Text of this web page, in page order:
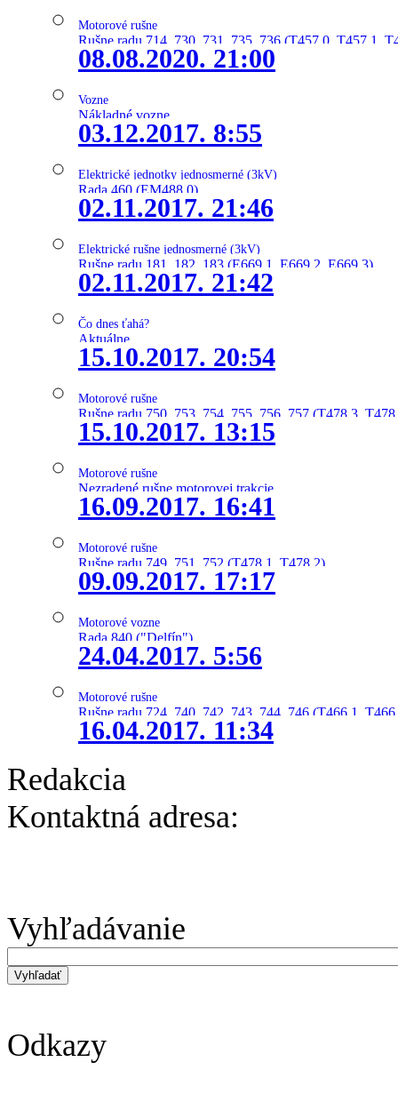
Motorové rušne
Rušne radu 714, 730, 731, 735, 736 (T457.0, T457.1,
08.08.2020. 21:00
Vozne
Nákladné vozne
03.12.2017. 8:55
Elektrické jednotky jednosmerné (3kV)
Rada 460 (EM488.0)
02.11.2017. 21:46
Elektrické rušne jednosmerné (3kV)
Rušne radu 181, 182, 183 (E669.1, E669.2, E669.3)
02.11.2017. 21:42
Čo dnes ťahá?
Aktuálne
15.10.2017. 20:54
Motorové rušne
Rušne radu 750, 753, 754, 755, 756, 757 (T478.3,
15.10.2017. 13:15
Motorové rušne
Nezradené rušne motorovej trakcie
16.09.2017. 16:41
Motorové rušne
Rušne radu 749, 751, 752 (T478.1, T478.2)
09.09.2017. 17:17
Motorové vozne
Rada 840 ("Delfín")
24.04.2017. 5:56
Motorové rušne
Rušne radu 724, 740, 742, 743, 744, 746 (T466.1,
16.04.2017. 11:34
Redakcia
Kontaktná adresa:
Vyhľadávanie
Odkazy